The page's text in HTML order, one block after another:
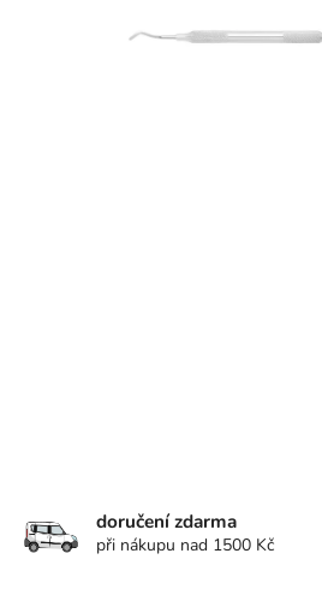
doručení zdarma
při nákupu nad 1500 Kč